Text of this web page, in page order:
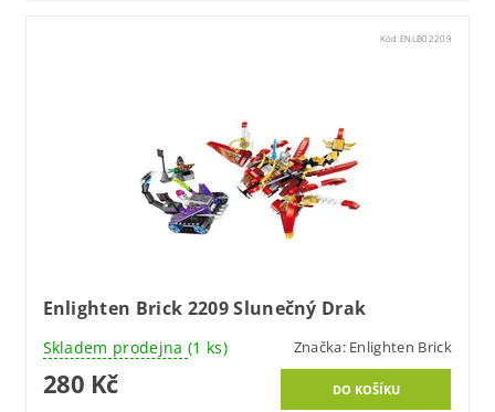
Kód:ENLB02209
Enlighten Brick 2209 Slunečný Drak
Skladem prodejna (1 ks) Značka: Enlighten Brick
280 Kč